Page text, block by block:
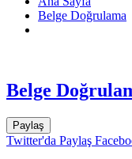
Belge Doğrulama
Belge
Paylaş
Twitter'da Paylaş